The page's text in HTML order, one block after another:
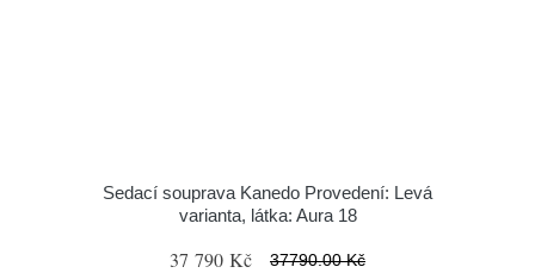
Sedací souprava Kanedo Provedení: Levá
varianta, látka: Aura 18
37 790 Kč 37790.00 Kč